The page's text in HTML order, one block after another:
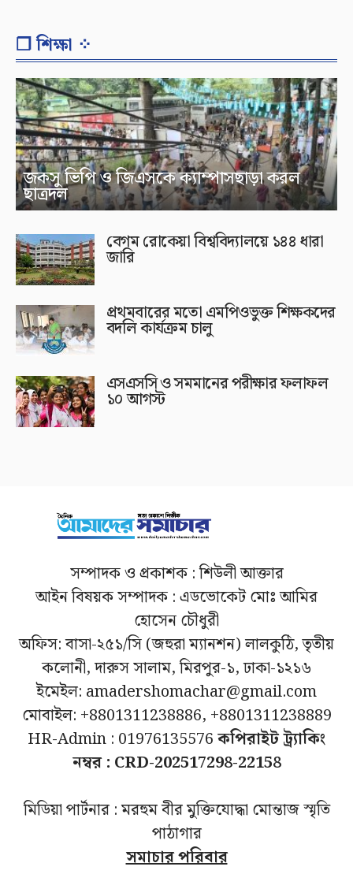
❐ শিক্ষা ⁘
জকসু ভিপি ও জিএসকে ক্যাম্পাসছাড়া করল
ছাত্রদল
বেগম রোকেয়া বিশ্ববিদ্যালয়ে ১৪৪ ধারা
জারি
প্রথমবারের মতো এমপিওভুক্ত শিক্ষকদের
বদলি কার্যক্রম চালু
এসএসসি ও সমমানের পরীক্ষার ফলাফল
১০ আগস্ট
সম্পাদক ও প্রকাশক : শিউলী আক্তার
আইন বিষয়ক সম্পাদক : এডভোকেট মোঃ আমির
হোসেন চৌধুরী
অফিস: বাসা-২৫১/সি (জহুরা ম্যানশন) লালকুঠি, তৃতীয়
কলোনী, দারুস সালাম, মিরপুর-১, ঢাকা-১২১৬
ইমেইল: amadershomachar@gmail.com
মোবাইল: +8801311238886, +8801311238889
HR-Admin : 01976135576কপিরাইট ট্র্যাকিং
নম্বর : CRD-202517298-22158
মিডিয়া পার্টনার : মরহুম বীর মুক্তিযোদ্ধা মোন্তাজ স্মৃতি
পাঠাগার
সমাচার পরিবার